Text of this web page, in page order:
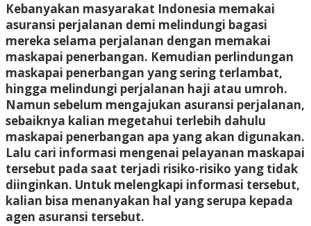
Kebanyakan masyarakat Indonesia memakai
asuransi perjalanan demi melindungi bagasi
mereka selama perjalanan dengan memakai
maskapai penerbangan. Kemudian perlindungan
maskapai penerbangan yang sering terlambat,
hingga melindungi perjalanan haji atau umroh.
Namun sebelum mengajukan asuransi perjalanan,
sebaiknya kalian megetahui terlebih dahulu
maskapai penerbangan apa yang akan digunakan.
Lalu cari informasi mengenai pelayanan maskapai
tersebut pada saat terjadi risiko-risiko yang tidak
diinginkan. Untuk melengkapi informasi tersebut,
kalian bisa menanyakan hal yang serupa kepada
agen asuransi tersebut.